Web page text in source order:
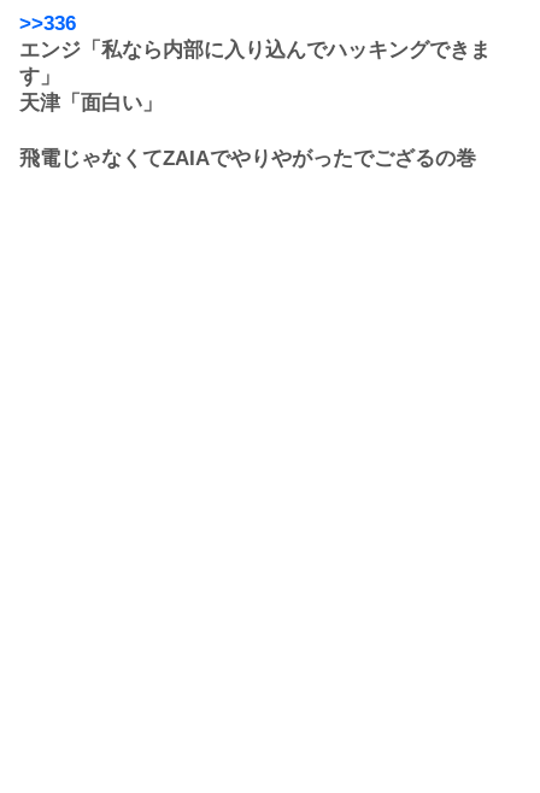
>>336
エンジ「私なら内部に入り込んでハッキングできま
す」
天津「面白い」
飛電じゃなくてZAIAでやりやがったでござるの巻